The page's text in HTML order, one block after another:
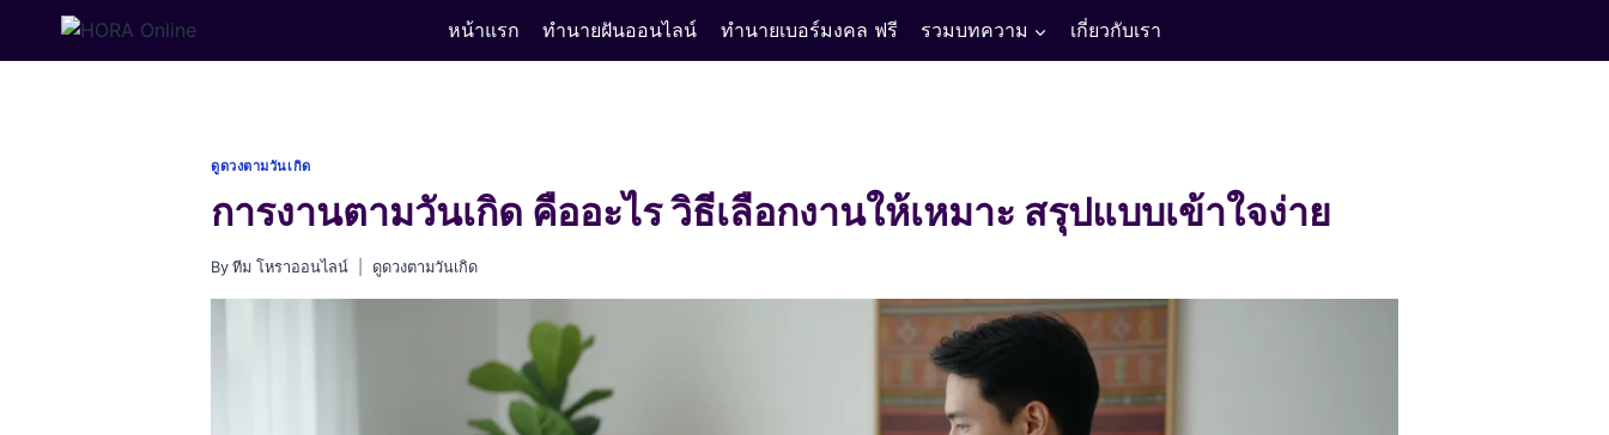
หน้าแรก ทำนายฝันออนไลน์ ทำนายเบอร์มงคล ฟรี รวมบทความ เกี่ยวกับเรา
ดูดวงตามวันเกิด
การงานตามวันเกิด คืออะไร วิธีเลือกงานให้เหมาะ สรุปแบบเข้าใจง่าย
By ทีม โหราออนไลน์ ดูดวงตามวันเกิด